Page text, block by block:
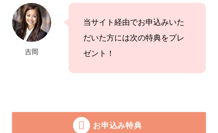
吉岡
当サイト経由でお申込みいた
だいた方には次の特典をプレ
ゼント！
お申込み特典